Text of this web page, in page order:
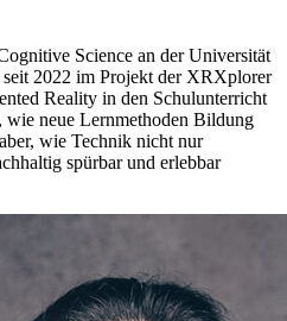
Science an der Universität
2022 im Projekt der XRXplorer
Reality in den Schulunterricht
wie neue Lernmethoden Bildung
wie Technik nicht nur
spürbar und erlebbar